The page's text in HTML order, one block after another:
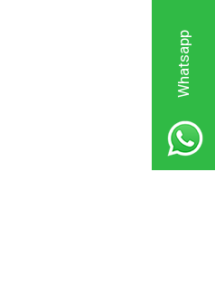
Whatsapp